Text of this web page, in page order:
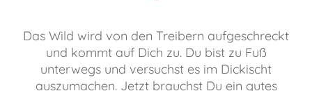
Das Wild wird von den Treibern aufgeschreckt
und kommt auf Dich zu. Du bist zu Fuß
unterwegs und versuchst es im Dickischt
auszumachen. Jetzt brauchst Du ein gutes